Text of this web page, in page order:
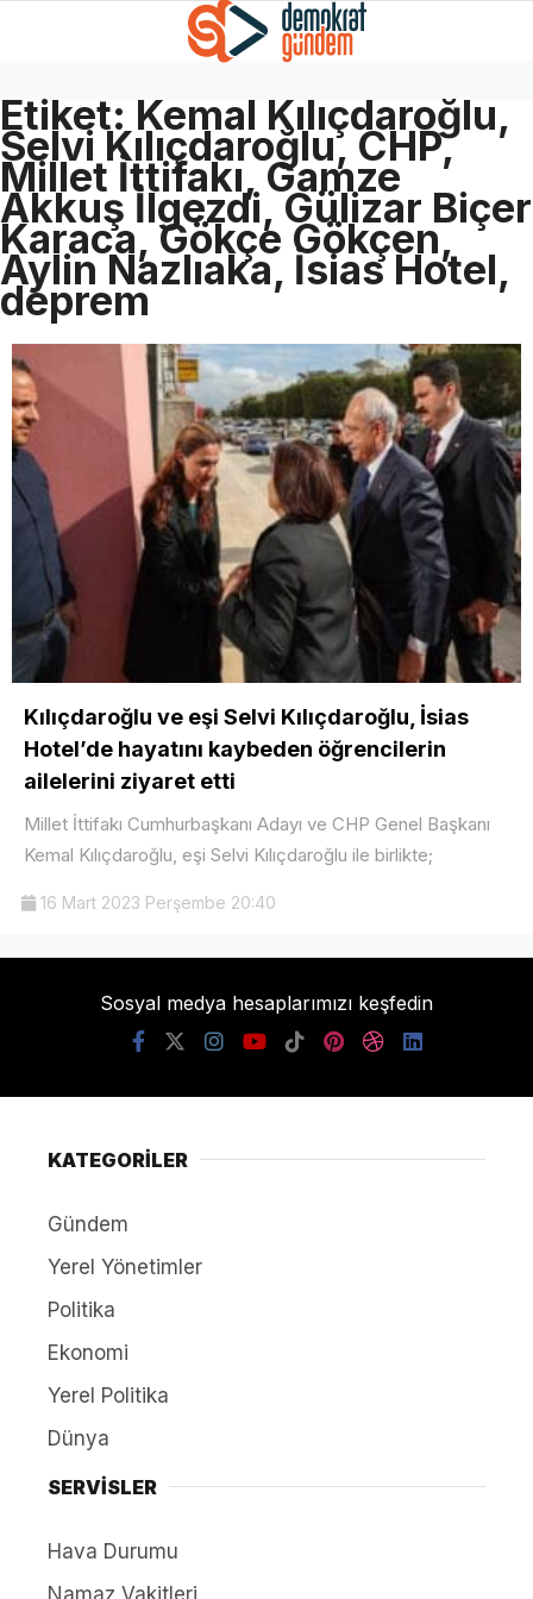
Etiket: Kemal Kılıçdaroğlu,
Selvi Kılıçdaroğlu, CHP,
Millet İttifakı, Gamze
Akkuş İlgezdi, Gülizar Biçer
Karaca, Gökçe Gökçen,
Aylin Nazlıaka, İsias Hotel,
deprem
Kılıçdaroğlu ve eşi Selvi Kılıçdaroğlu, İsias
Hotel’de hayatını kaybeden öğrencilerin
ailelerini ziyaret etti
Millet İttifakı Cumhurbaşkanı Adayı ve CHP Genel Başkanı
Kemal Kılıçdaroğlu, eşi Selvi Kılıçdaroğlu ile birlikte;
16 Mart 2023 Perşembe 20:40
Sosyal medya hesaplarımızı keşfedin
KATEGORİLER
Gündem
Yerel Yönetimler
Politika
Ekonomi
Yerel Politika
Dünya
SERVİSLER
Hava Durumu
Namaz Vakitleri